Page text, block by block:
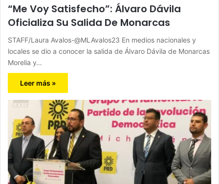
“Me Voy Satisfecho”: Álvaro Dávila
Oficializa Su Salida De Monarcas
STAFF/Laura Avalos-@MLAvalos23 En medios nacionales y
locales se dio a conocer la salida de Álvaro Dávila de Monarcas
Morelia y…
Leer más »